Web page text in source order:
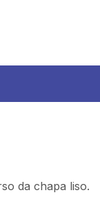
da chapa liso.